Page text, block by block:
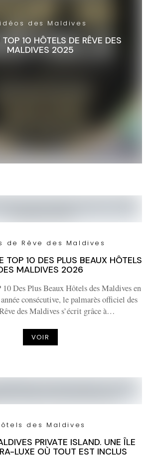
des Maldives
10 HÔTELS DE RÊVE DES
MALDIVES 2025
de Rêve des Maldives
TOP 10 DES PLUS BEAUX HÔTELS
MALDIVES 2026
Des Plus Beaux Hôtels des Maldives en
consécutive, le palmarès officiel des
des Maldives s’écrit grâce à…
VOIR
des Maldives
PRIVATE ISLAND. UNE ÎLE
LUXE OÙ TOUT EST INCLUS